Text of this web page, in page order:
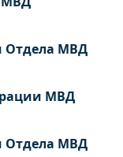
Отдела МВД
МВД
Отдела МВД